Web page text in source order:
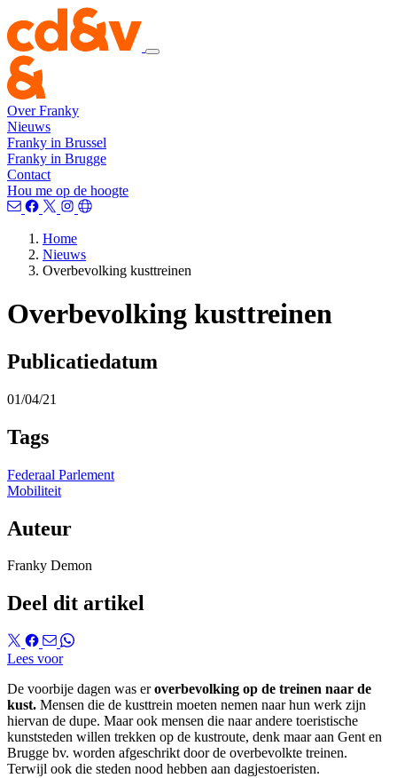
Over Franky
Nieuws
Franky in Brussel
Franky in Brugge
Contact
Hou me op de hoogte
Home
Nieuws
Overbevolking kusttreinen
Overbevolking kusttreinen
Publicatiedatum
01/04/21
Tags
Federaal Parlement
Mobiliteit
Auteur
Franky Demon
Deel dit artikel
Lees voor
De voorbije dagen was eroverbevolking op de treinen naar de
kust. Mensen die de kusttrein moeten nemen naar hun werk zijn
hiervan de dupe. Maar ook mensen die naar andere toeristische
kunststeden willen trekken op de kustroute, denk maar aan Gent en
Brugge bv. worden afgeschrikt door de overbevolkte treinen.
Terwijl ook die steden nood hebben aan dagjestoeristen.